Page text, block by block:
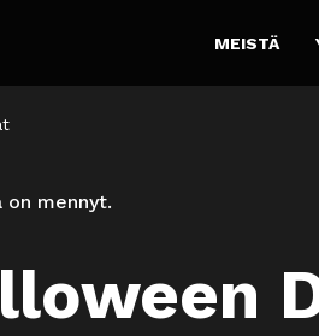
MEISTÄ
on mennyt.